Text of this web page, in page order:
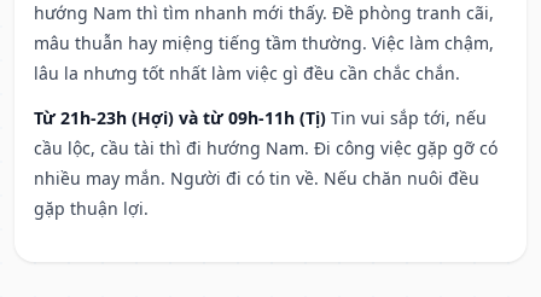
hướng Nam thì tìm nhanh mới thấy. Đề phòng tranh cãi,
mâu thuẫn hay miệng tiếng tầm thường. Việc làm chậm,
lâu la nhưng tốt nhất làm việc gì đều cần chắc chắn.
Từ 21h-23h (Hợi) và từ 09h-11h (Tị) Tin vui sắp tới, nếu
cầu lộc, cầu tài thì đi hướng Nam. Đi công việc gặp gỡ có
nhiều may mắn. Người đi có tin về. Nếu chăn nuôi đều
gặp thuận lợi.